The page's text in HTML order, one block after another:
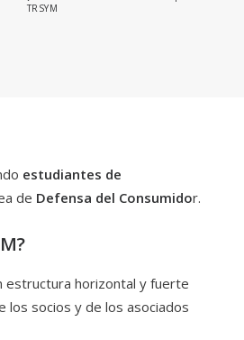
TRSYM
estudiantes de
de Defensa del Consumidor.
estructura horizontal y fuerte
los socios y de los asociados